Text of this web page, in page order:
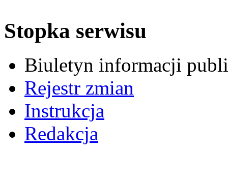
Stopka serwisu
Biuletyn informacji
Rejestr zmian
Instrukcja
Redakcja